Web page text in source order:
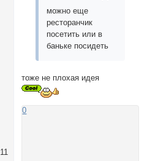
можно еще
ресторанчик
посетить или в
баньке посидеть
тоже не плохая идея
0